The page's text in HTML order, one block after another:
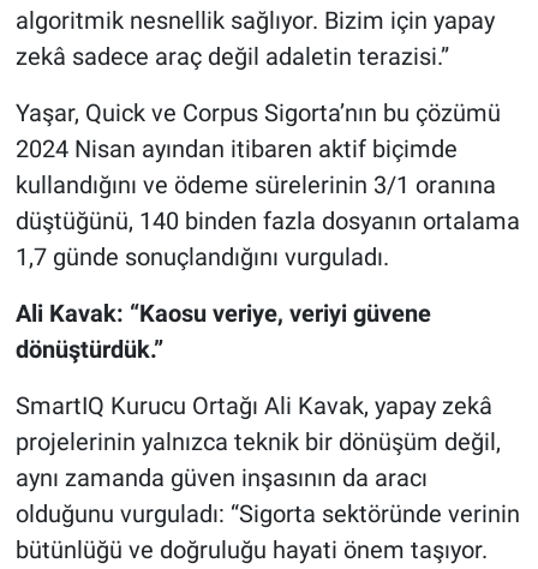
algoritmik nesnellik sağlıyor. Bizim için yapay
zekâ sadece araç değil adaletin terazisi.”
Yaşar, Quick ve Corpus Sigorta’nın bu çözümü
2024 Nisan ayından itibaren aktif biçimde
kullandığını ve ödeme sürelerinin 3/1 oranına
düştüğünü, 140 binden fazla dosyanın ortalama
1,7 günde sonuçlandığını vurguladı.
Ali Kavak: “Kaosu veriye, veriyi güvene
dönüştürdük.”
SmartIQ Kurucu Ortağı Ali Kavak, yapay zekâ
projelerinin yalnızca teknik bir dönüşüm değil,
aynı zamanda güven inşasının da aracı
olduğunu vurguladı: “Sigorta sektöründe verinin
bütünlüğü ve doğruluğu hayati önem taşıyor.